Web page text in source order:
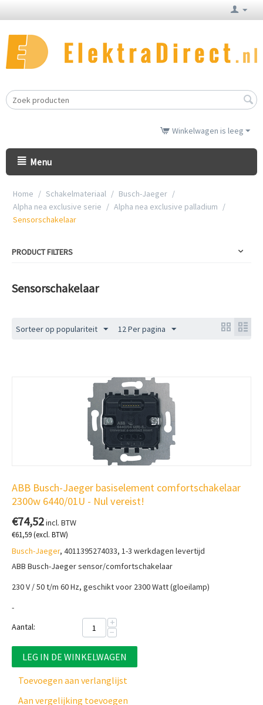
Winkelwagen is leeg
Menu
Home / Schakelmateriaal / Busch-Jaeger /
Alpha nea exclusive serie / Alpha nea exclusive palladium /
Sensorschakelaar
PRODUCT FILTERS
Sensorschakelaar
Sorteer op populariteit 12 Per pagina
ABB Busch-Jaeger basiselement comfortschakelaar
2300w 6440/01U - Nul vereist!
€74,52incl. BTW
€61,59(excl. BTW)
Busch-Jaeger, 4011395274033, 1-3 werkdagen levertijd
ABB Busch-Jaeger sensor/comfortschakelaar
230 V / 50 t/m 60 Hz, geschikt voor 2300 Watt (gloeilamp)
-
Aantal:
+
−
LEG IN DE WINKELWAGEN
Toevoegen aan verlanglijst
Aan vergelijking toevoegen